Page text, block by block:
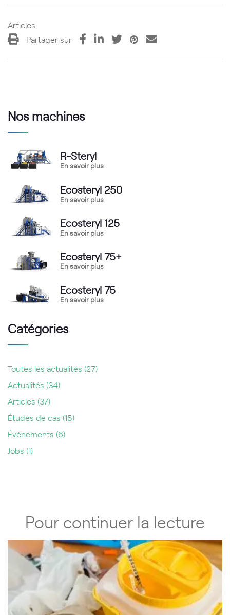
Articles
Partager sur
Nos machines
R-Steryl
En savoir plus
Ecosteryl 250
En savoir plus
Ecosteryl 125
En savoir plus
Ecosteryl 75+
En savoir plus
Ecosteryl 75
En savoir plus
Catégories
Toutes les actualités (27)
Actualités (34)
Articles (37)
Études de cas (15)
Événements (6)
Jobs (1)
Pour continuer la lecture